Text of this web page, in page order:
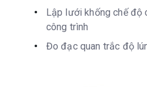
Lập lưới khống chế độ
công trình
Đo đạc quan trắc độ